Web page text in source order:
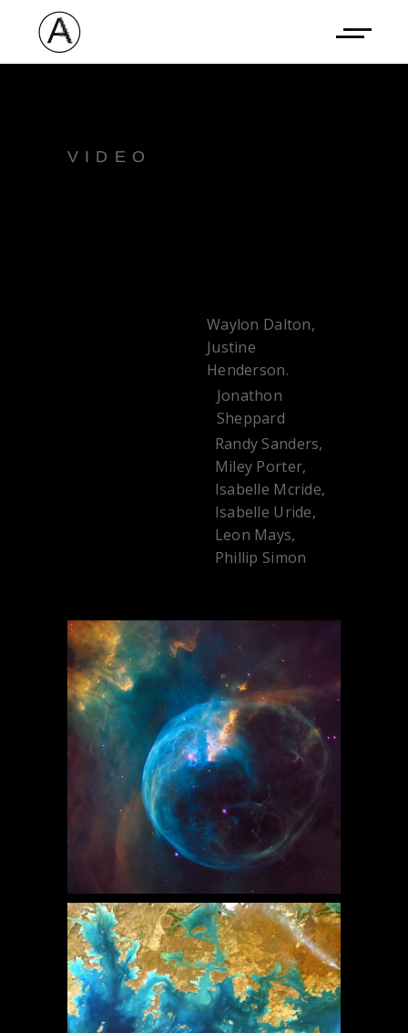
VIDEO
Waylon Dalton,
Justine
Henderson.
Jonathon
Sheppard
Randy Sanders,
Miley Porter,
Isabelle Mcride,
Isabelle Uride,
Leon Mays,
Phillip Simon